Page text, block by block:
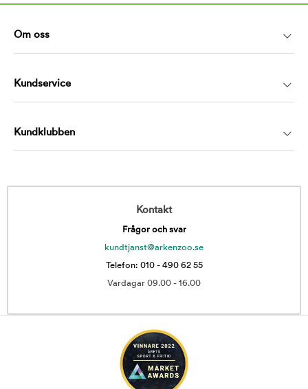
Om oss
Kundservice
Kundklubben
Kontakt
Frågor och svar
kundtjanst@arkenzoo.se
Telefon: 010 - 490 62 55
Vardagar 09.00 - 16.00